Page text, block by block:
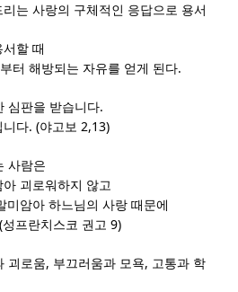
는 사랑의 구체적인 응답으로 용서
할 때
터 해방되는 자유를 얻게 된다.
심판을 받습니다.
니다. (야고보 2,13)
사람은
괴로워하지 않고
미암아 하느님의 사랑 때문에
성프란치스코 권고9)
괴로움, 부끄러움과 모욕, 고통과 학